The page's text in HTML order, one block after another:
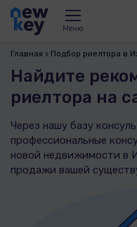
Меню
Главная Подбор риелтора в
Найдите
риелтора на
Через нашу базу
профессиональные
новой недвижимости в
продажи вашей